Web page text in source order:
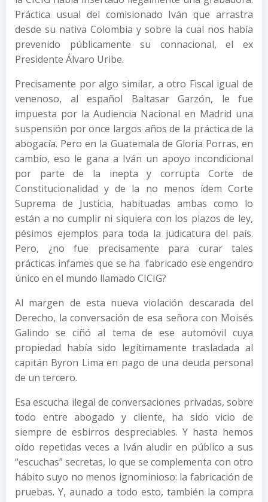
Práctica usual del comisionado Iván que arrastra
desde su nativa Colombia y sobre la cual nos había
prevenido públicamente su connacional, el ex
Presidente Álvaro Uribe.
Precisamente por algo similar, a otro Fiscal igual de
venenoso, al español Baltasar Garzón, le fue
impuesta por la Audiencia Nacional en Madrid una
suspensión por once largos años de la práctica de la
abogacía. Pero en la Guatemala de Gloria Porras, en
cambio, eso le gana a Iván un apoyo incondicional
por parte de la inepta y corrupta Corte de
Constitucionalidad y de la no menos ídem Corte
Suprema de Justicia, habituadas ambas como lo
están a no cumplir ni siquiera con los plazos de ley,
pésimos ejemplos para toda la judicatura del país.
Pero, ¿no fue precisamente para curar tales
prácticas infames que se ha fabricado ese engendro
único en el mundo llamado CICIG?
Al margen de esta nueva violación descarada del
Derecho, la conversación de esa señora con Moisés
Galindo se ciñó al tema de ese automóvil cuya
propiedad había sido legítimamente trasladada al
capitán Byron Lima en pago de una deuda personal
de un tercero.
Esa escucha ilegal de conversaciones privadas, sobre
todo entre abogado y cliente, ha sido vicio de
siempre de esbirros despreciables. Y hasta hemos
oído repetidas veces a Iván aludir en público a sus
“escuchas” secretas, lo que se complementa con otro
hábito suyo no menos ignominioso: la fabricación de
pruebas. Y, aunado a todo esto, también la compra